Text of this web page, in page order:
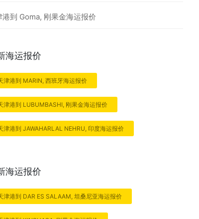
港到 Goma, 刚果金海运报价
海运报价
津港到 MARIN, 西班牙海运报价
津港到 LUBUMBASHI, 刚果金海运报价
津港到 JAWAHARLAL NEHRU, 印度海运报价
海运报价
津港到 DAR ES SALAAM, 坦桑尼亚海运报价